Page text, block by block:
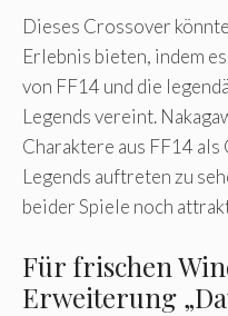
Dieses Crossover
Erlebnis bieten, indem
von FF14 und die
Legends vereint.
Charaktere aus FF14
Legends auftreten zu
beider Spiele noch
Für frischen
Erweiterung